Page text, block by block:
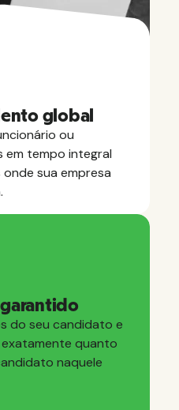
global
ou
tempo integral
sua empresa
do seu candidato e
quanto
naquele